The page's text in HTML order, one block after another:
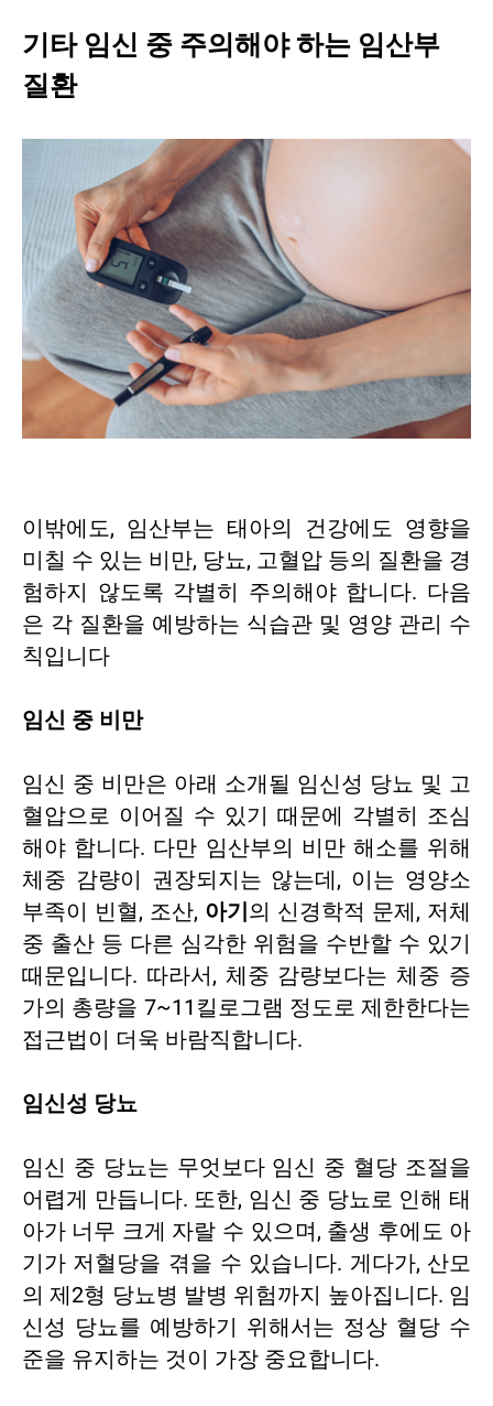
기타 임신 중 주의해야 하는 임산부
질환
이밖에도, 임산부는 태아의 건강에도 영향을
미칠 수 있는 비만, 당뇨, 고혈압 등의 질환을 경
험하지 않도록 각별히 주의해야 합니다. 다음
은 각 질환을 예방하는 식습관 및 영양 관리 수
칙입니다
임신 중 비만
임신 중 비만은 아래 소개될 임신성 당뇨 및 고
혈압으로 이어질 수 있기 때문에 각별히 조심
해야 합니다. 다만 임산부의 비만 해소를 위해
체중 감량이 권장되지는 않는데, 이는 영양소
부족이 빈혈, 조산, 아기 의 신경학적 문제, 저체
중 출산 등 다른 심각한 위험을 수반할 수 있기
때문입니다. 따라서, 체중 감량보다는 체중 증
가의 총량을 7~11킬로그램 정도로 제한한다는
접근법이 더욱 바람직합니다.
임신성 당뇨
임신 중 당뇨는 무엇보다 임신 중 혈당 조절을
어렵게 만듭니다. 또한, 임신 중 당뇨로 인해 태
아가 너무 크게 자랄 수 있으며, 출생 후에도 아
기가 저혈당을 겪을 수 있습니다. 게다가, 산모
의 제2형 당뇨병 발병 위험까지 높아집니다. 임
신성 당뇨를 예방하기 위해서는 정상 혈당 수
준을 유지하는 것이 가장 중요합니다.